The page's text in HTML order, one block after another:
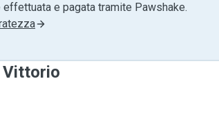
e pagata tramite Pawshake.
Vittorio